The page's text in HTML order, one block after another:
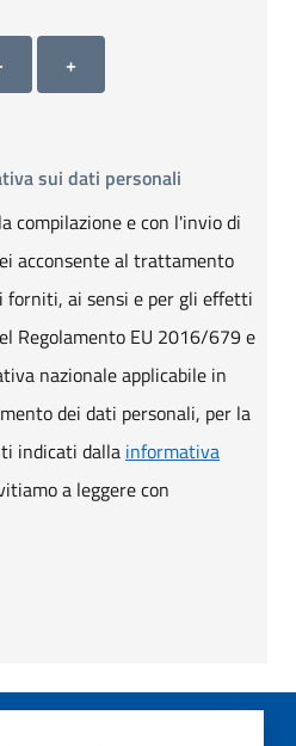
3Allegato 4
+
sui dati personali
compilazione e con l'invio di
acconsente al trattamento
forniti, ai sensi e per gli effetti
Regolamento EU 2016/679 e
nazionale applicabile in
dei dati personali, per la
indicati dalla informativa
a leggere con